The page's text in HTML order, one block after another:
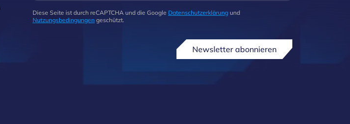
Diese Seite ist durch reCAPTCHA und die Google Datenschutzerklärung und
Nutzungsbedingungen geschützt.
Newsletter abonnieren